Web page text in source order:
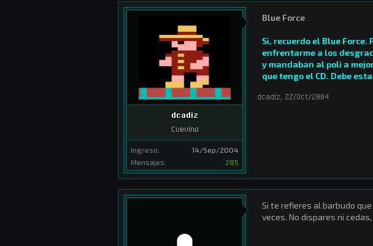
dcadiz
Cuevino
Ingreso:
14/Sep/2004
Mensajes:
285
Blue Force
Si, recuerdo el Blue
enfrentarme a los
y mandaban al poli a
que tengo el CD. Debe
dcadiz 22/Oct/2004
Si te refieres al barbudo
veces. No dispares ni